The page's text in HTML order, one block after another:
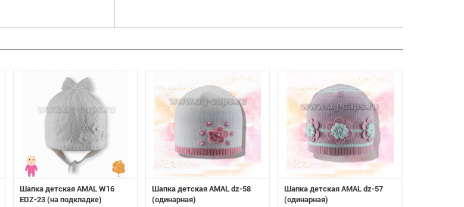
Шапка детская AMAL W16
EDZ-23 (на подкладке)
Шапка детская AMAL dz-58
(одинарная)
Шапка детская AMAL dz-57
(одинарная)